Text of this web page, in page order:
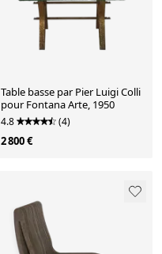
Table basse par Pier Luigi Colli
pour Fontana Arte, 1950
4.8 (4)
2 800 €